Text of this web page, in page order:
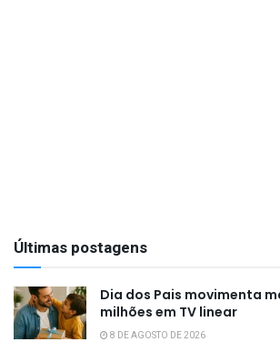
Últimas postagens
Dia dos Pais movimenta
milhões em TV linear
8 DE AGOSTO DE 2026